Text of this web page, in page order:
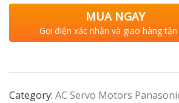
MUA NGAY
Gọi điện xác nhận và giao hàng
Category: AC Servo Motors